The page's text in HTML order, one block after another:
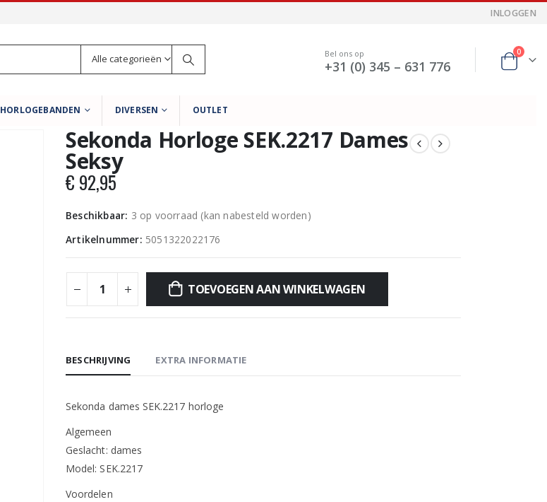
INLOGGEN
Alle categorieën Bel ons op
+31 (0) 345 – 631 776
0
HORLOGEBANDEN DIVERSEN OUTLET
Sekonda Horloge SEK.2217 Dames
Seksy
€ 92,95
Beschikbaar: 3 op voorraad (kan nabesteld worden)
Artikelnummer: 5051322022176
TOEVOEGEN AAN WINKELWAGEN
BESCHRIJVING EXTRA INFORMATIE
Sekonda dames SEK.2217 horloge
Algemeen
Geslacht: dames
Model: SEK.2217
Voordelen